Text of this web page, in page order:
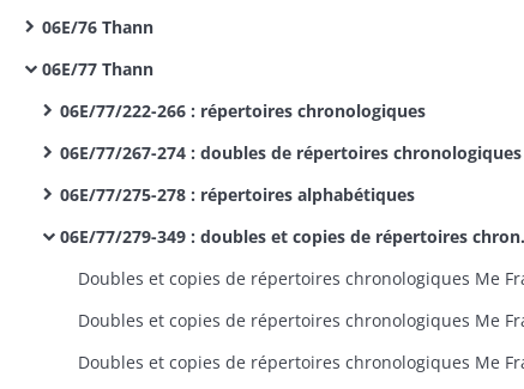
06E/76 Thann
06E/77 Thann
06E/77/222-266 : répertoires chronologiques
06E/77/267-274 : doubles de répertoires chronologiques
06E/77/275-278 : répertoires alphabétiques
06E/77/279-349 : doubles et copies de répertoires chronologiques